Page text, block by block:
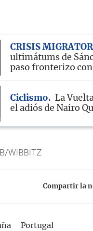
CRISIS
ultimátums de
paso fronterizo con
Ciclismo
La
el adiós de Nairo
WIBBITZ
Compartir la
Portugal